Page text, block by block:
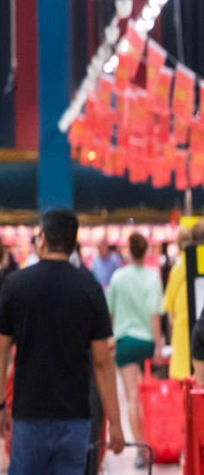
un viatge per la missió, la
les persones. Descobreix la
Fundació impulsem